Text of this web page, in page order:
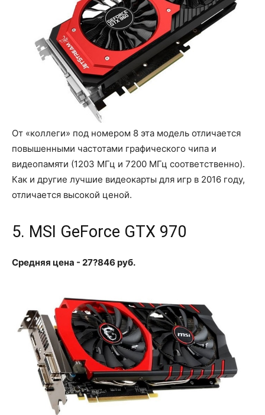
От «коллеги» под номером 8 эта модель отличается
повышенными частотами графического чипа и
видеопамяти (1203 МГц и 7200 МГц соответственно).
Как и другие лучшие видеокарты для игр в 2016 году,
отличается высокой ценой.
5. MSI GeForce GTX 970
Средняя цена - 27?846 руб.